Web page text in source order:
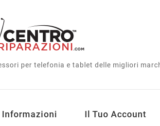
per telefonia e tablet delle migliori
Informazioni Il Tuo Account